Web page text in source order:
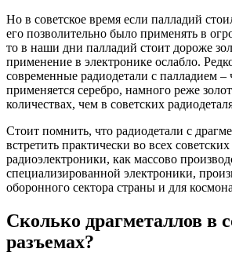
Но в советское время если палладий
его позволительно было применять в
то в наши дни палладий стоит дороже
применение в электронике ослабло.
современные радиодетали с палладием –
применяется серебро, намного реже
количествах, чем в советских
Стоит помнить, что радиодетали с
встретить практически во всех
радиоэлектроники, как массово
специализированной электроники,
оборонного сектора страны и для
Сколько драгметаллов в
разъемах?